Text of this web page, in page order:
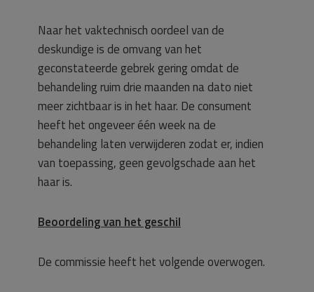
Naar het vaktechnisch oordeel van de
deskundige is de omvang van het
geconstateerde gebrek gering omdat de
behandeling ruim drie maanden na dato niet
meer zichtbaar is in het haar. De consument
heeft het ongeveer één week na de
behandeling laten verwijderen zodat er, indien
van toepassing, geen gevolgschade aan het
haar is.
Beoordeling van het geschil
De commissie heeft het volgende overwogen.